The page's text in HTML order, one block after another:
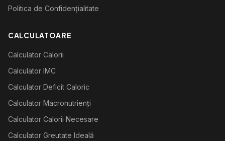
Politica de Confidențialitate
CALCULATOARE
Calculator Calorii
Calculator IMC
Calculator Deficit Caloric
Calculator Macronutrienți
Calculator Calorii Necesare
Calculator Greutate Ideală